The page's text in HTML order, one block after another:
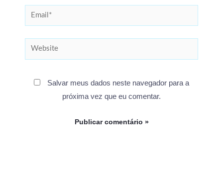
Email*
Website
Salvar meus dados neste navegador para a
próxima vez que eu comentar.